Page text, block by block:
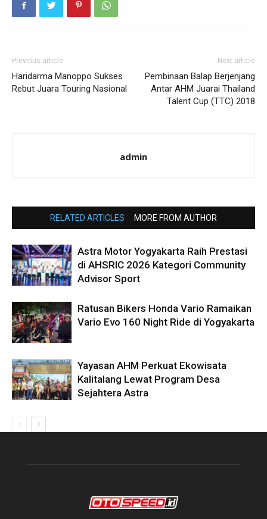
Previous article
Haridarma Manoppo Sukses
Rebut Juara Touring Nasional
Next article
Pembinaan Balap Berjenjang
Antar AHM Juarai Thailand
Talent Cup (TTC) 2018
admin
RELATED ARTICLES MORE FROM AUTHOR
Astra Motor Yogyakarta Raih Prestasi
di AHSRIC 2026 Kategori Community
Advisor Sport
Ratusan Bikers Honda Vario Ramaikan
Vario Evo 160 Night Ride di Yogyakarta
Yayasan AHM Perkuat Ekowisata
Kalitalang Lewat Program Desa
Sejahtera Astra